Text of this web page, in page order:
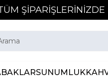
ŞİPARİŞLERİNİZDE
SUNUMLUK